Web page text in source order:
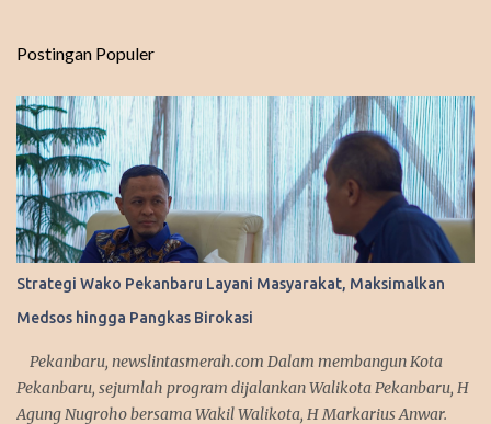
r
Postingan Populer
Strategi Wako Pekanbaru Layani Masyarakat, Maksimalkan
Medsos hingga Pangkas Birokasi
Pekanbaru, newslintasmerah.com Dalam membangun Kota
Pekanbaru, sejumlah program dijalankan Walikota Pekanbaru, H
Agung Nugroho bersama Wakil Walikota, H Markarius Anwar.